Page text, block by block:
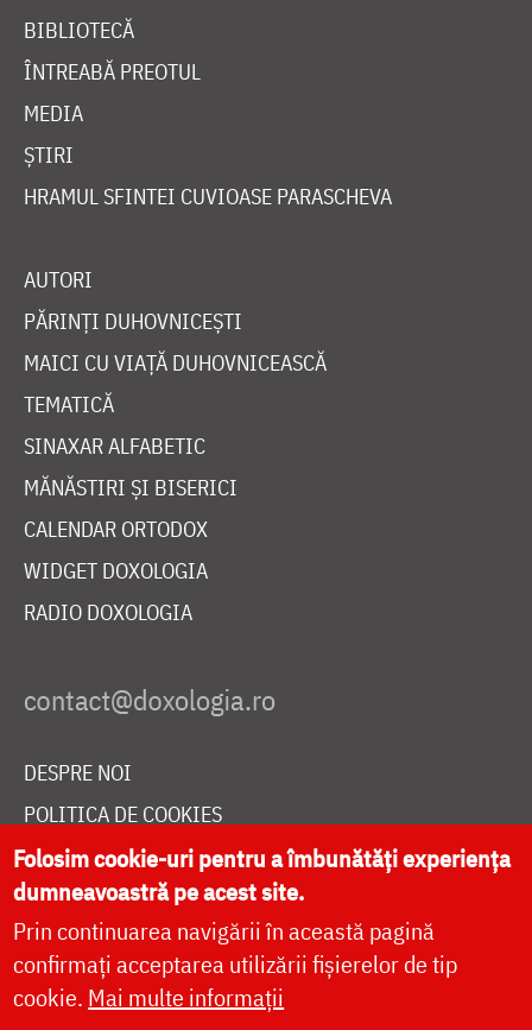
BIBLIOTECĂ
ÎNTREABĂ PREOTUL
MEDIA
ȘTIRI
HRAMUL SFINTEI CUVIOASE PARASCHEVA
AUTORI
PĂRINȚI DUHOVNICEȘTI
MAICI CU VIAȚĂ DUHOVNICEASCĂ
TEMATICĂ
SINAXAR ALFABETIC
MĂNĂSTIRI ȘI BISERICI
CALENDAR ORTODOX
WIDGET DOXOLOGIA
RADIO DOXOLOGIA
DESPRE NOI
POLITICA DE COOKIES
DONEAZĂ ONLINE PENTRU CATEDRALA NAȚIONALĂ
LIVE
Folosim cookie-uri pentru a îmbunătăți experiența
dumneavoastră pe acest site.
Prin continuarea navigării în această pagină
confirmați acceptarea utilizării fișierelor de tip
cookie. Mai multe informații